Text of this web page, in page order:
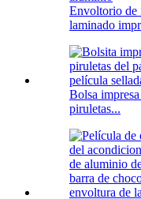
Envoltorio de
laminado
Bolsa
piruletas...